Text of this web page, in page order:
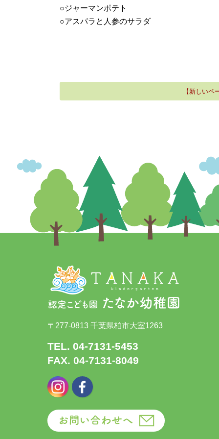
○ジャーマンポテト
○アスパラと人参のサラダ
【新しいペ
〒277-0813 千葉県柏市大室1263
TEL. 04-7131-5453
FAX. 04-7131-8049